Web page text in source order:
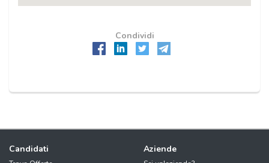
Condividi
Candidati Aziende